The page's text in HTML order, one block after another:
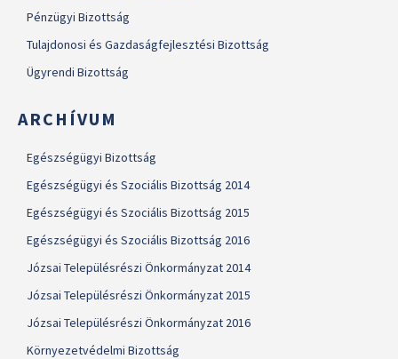
Pénzügyi Bizottság
Tulajdonosi és Gazdaságfejlesztési Bizottság
Ügyrendi Bizottság
ARCHÍVUM
Egészségügyi Bizottság
Egészségügyi és Szociális Bizottság 2014
Egészségügyi és Szociális Bizottság 2015
Egészségügyi és Szociális Bizottság 2016
Józsai Településrészi Önkormányzat 2014
Józsai Településrészi Önkormányzat 2015
Józsai Településrészi Önkormányzat 2016
Környezetvédelmi Bizottság